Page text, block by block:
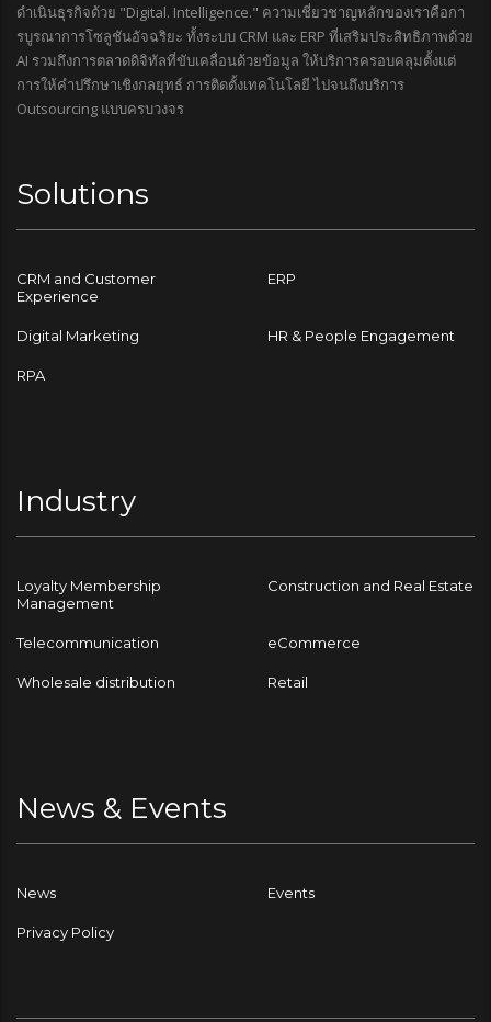
ดำเนินธุรกิจด้วย "Digital. Intelligence." ความเชี่ยวชาญหลักของเราคือกา
รบูรณาการโซลูชันอัจฉริยะ ทั้งระบบ CRM และ ERP ที่เสริมประสิทธิภาพด้วย
AI รวมถึงการตลาดดิจิทัลที่ขับเคลื่อนด้วยข้อมูล ให้บริการครอบคลุมตั้งแต่
การให้คำปรึกษาเชิงกลยุทธ์ การติดตั้งเทคโนโลยี ไปจนถึงบริการ
Outsourcing แบบครบวงจร
Solutions
CRM and Customer
Experience
ERP
Digital Marketing HR & People Engagement
RPA
Industry
Loyalty Membership
Management
Construction and Real Estate
Telecommunication eCommerce
Wholesale distribution Retail
News & Events
News Events
Privacy Policy